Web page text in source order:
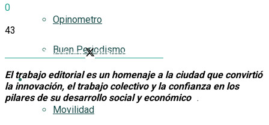
Opinometro
Buen Periodismo
Turismetro
Movilidad
0
43
Share on Facebook
Share on Twitter
El trabajo editorial es un homenaje a la ciudad que convirtió
la innovación, el trabajo colectivo y la confianza en los
pilares de su desarrollo social y económico .